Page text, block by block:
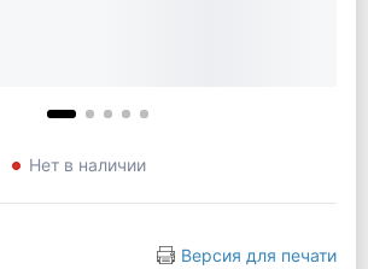
Нет в наличии
Версия для печати